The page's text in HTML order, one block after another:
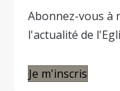
Abonnez-vous à
l'actualité de
Je m'inscris